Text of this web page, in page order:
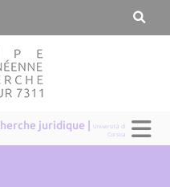
juridique |Università di
Corsica